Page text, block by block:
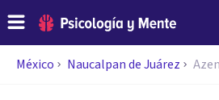
México Naucalpan de Juárez